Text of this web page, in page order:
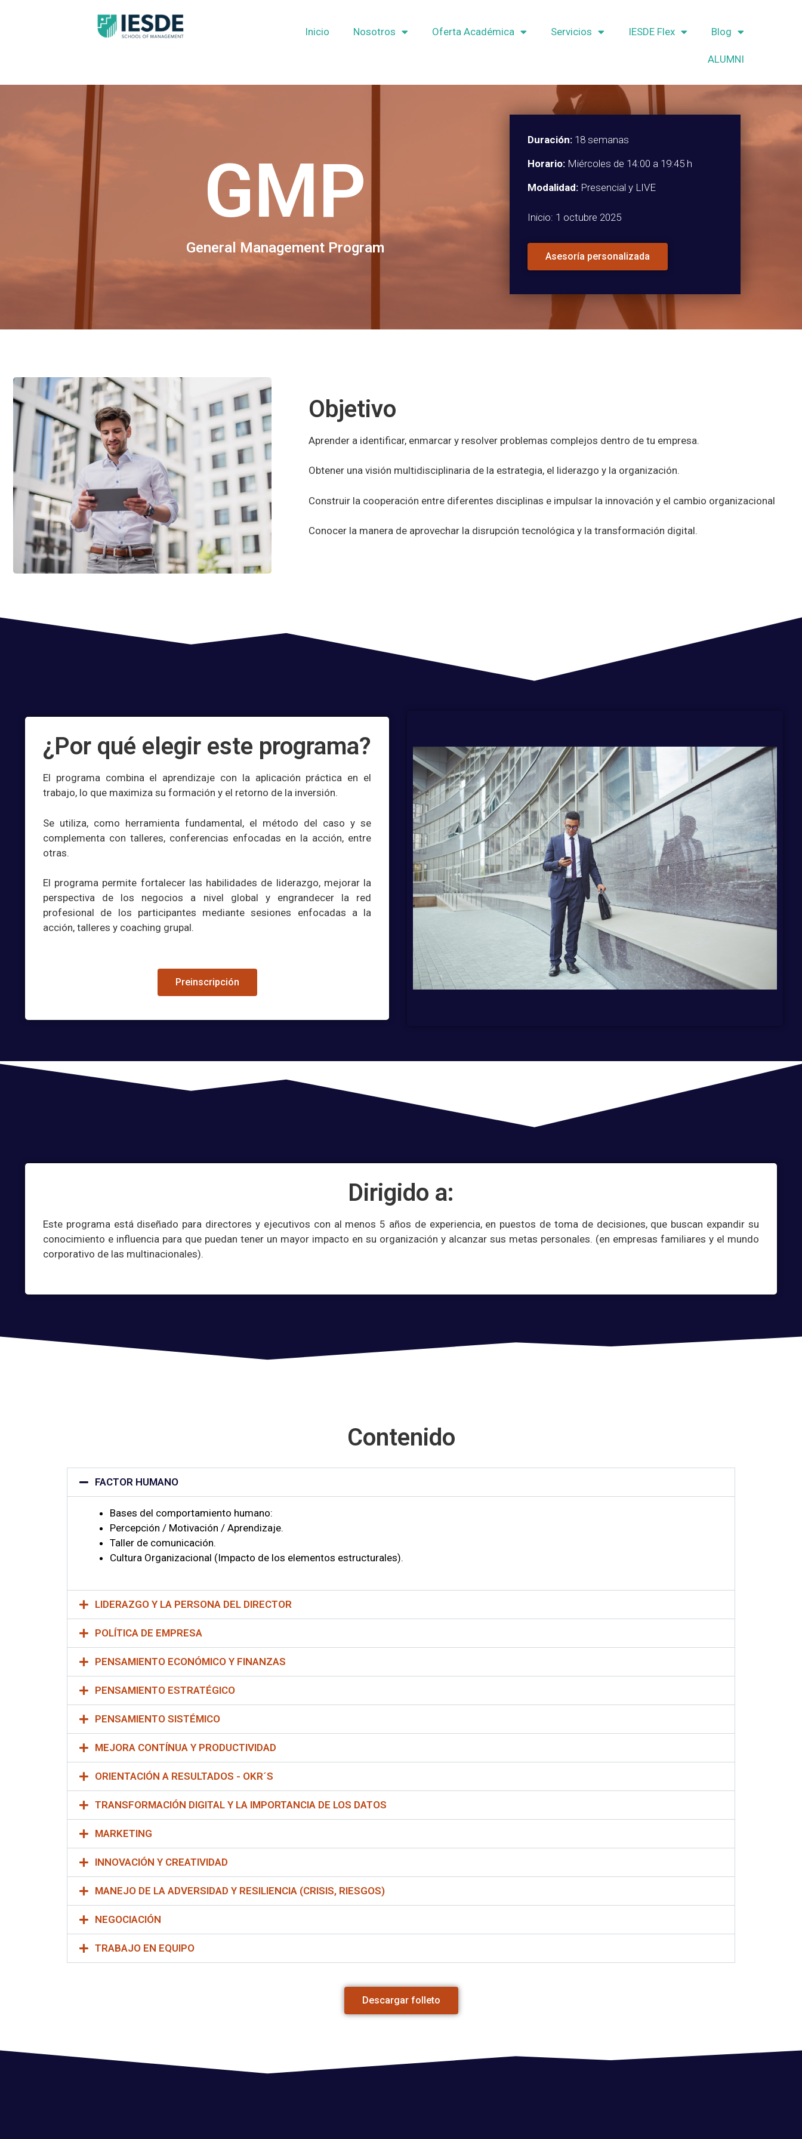
Inicio Nosotros Oferta Académica Servicios IESDE Flex Blog
ALUMNI
GMP
General Management Program
Duración:18 semanas
Horario:Miércoles de 14:00 a 19:45 h
Modalidad: Presencial y LIVE
Inicio: 1 octubre 2025
Asesoría personalizada
Objetivo
Aprender a identificar, enmarcar y resolver problemas complejos dentro de tu empresa.
Obtener una visión multidisciplinaria de la estrategia, el liderazgo y la organización.
Construir la cooperación entre diferentes disciplinas e impulsar la innovación y el cambio organizacional
Conocer la manera de aprovechar la disrupción tecnológica y la transformación digital.
¿Por qué elegir este programa?
El programa combina el aprendizaje con la aplicación práctica en el
trabajo, lo que maximiza su formación y el retorno de la inversión.
Se utiliza, como herramienta fundamental, el método del caso y se
complementa con talleres, conferencias enfocadas en la acción, entre
otras.
El programa permite fortalecer las habilidades de liderazgo, mejorar la
perspectiva de los negocios a nivel global y engrandecer la red
profesional de los participantes mediante sesiones enfocadas a la
acción, talleres y coaching grupal.
Preinscripción
Dirigido a:
Este programa está diseñado para directores y ejecutivos con al menos 5 años de experiencia, en puestos de toma de decisiones, que buscan expandir su
conocimiento e influencia para que puedan tener un mayor impacto en su organización y alcanzar sus metas personales. (en empresas familiares y el mundo
corporativo de las multinacionales).
Contenido
FACTOR HUMANO
Bases del comportamiento humano:
Percepción / Motivación / Aprendizaje.
Taller de comunicación.
Cultura Organizacional (Impacto de los elementos estructurales).
LIDERAZGO Y LA PERSONA DEL DIRECTOR
POLÍTICA DE EMPRESA
PENSAMIENTO ECONÓMICO Y FINANZAS
PENSAMIENTO ESTRATÉGICO
PENSAMIENTO SISTÉMICO
MEJORA CONTÍNUA Y PRODUCTIVIDAD
ORIENTACIÓN A RESULTADOS - OKR´S
TRANSFORMACIÓN DIGITAL Y LA IMPORTANCIA DE LOS DATOS
MARKETING
INNOVACIÓN Y CREATIVIDAD
MANEJO DE LA ADVERSIDAD Y RESILIENCIA (CRISIS, RIESGOS)
NEGOCIACIÓN
TRABAJO EN EQUIPO
Descargar folleto